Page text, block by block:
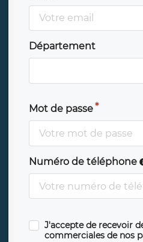
Département
Mot de passe
Numéro de téléphone
J'accepte de recevoir
commerciales de nos